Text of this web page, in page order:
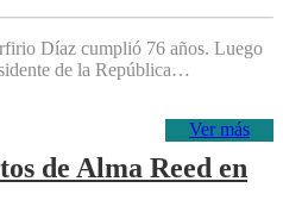
Díaz cumplió 76 años. Luego
de la República…
Ver más
de Alma Reed en